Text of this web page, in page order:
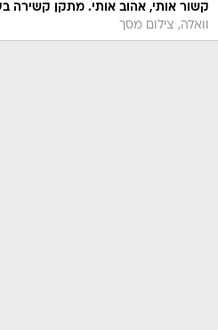
קשור אותי, אהוב אותי. מתקן קשירה
וואלה, צילום מסך